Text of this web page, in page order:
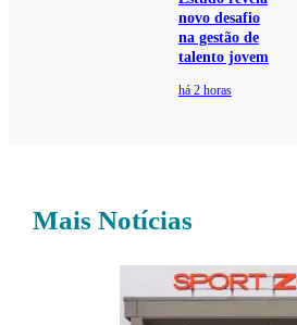
novo desafio
na gestão de
talento jovem
há 2 horas
Mais Notícias